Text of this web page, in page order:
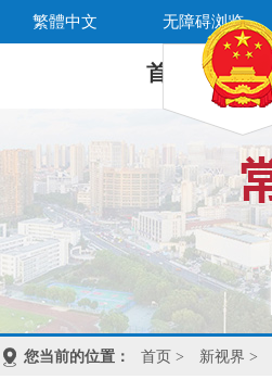
繁體中文 无障碍浏览
首 页
您当前的位置： 首页 > 新视界 >